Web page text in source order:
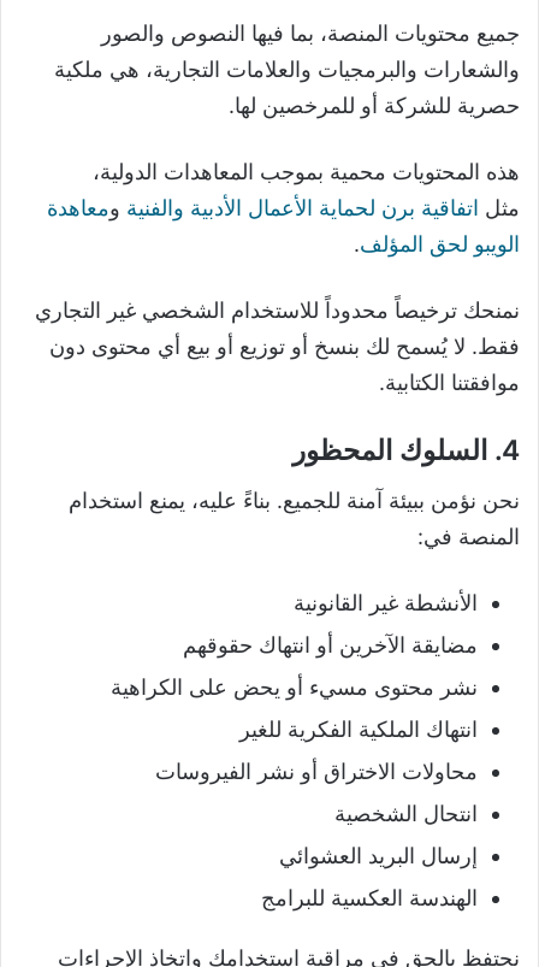
جميع محتويات المنصة، بما فيها النصوص والصور
والشعارات والبرمجيات والعلامات التجارية، هي ملكية
حصرية للشركة أو للمرخصين لها.
هذه المحتويات محمية بموجب المعاهدات الدولية،
مثل اتفاقية برن لحماية الأعمال الأدبية والفنية ومعاهدة
الويبو لحق المؤلف.
نمنحك ترخيصاً محدوداً للاستخدام الشخصي غير التجاري
فقط. لا يُسمح لك بنسخ أو توزيع أو بيع أي محتوى دون
موافقتنا الكتابية.
4. السلوك المحظور
نحن نؤمن ببيئة آمنة للجميع. بناءً عليه، يمنع استخدام
المنصة في:
الأنشطة غير القانونية
مضايقة الآخرين أو انتهاك حقوقهم
نشر محتوى مسيء أو يحض على الكراهية
انتهاك الملكية الفكرية للغير
محاولات الاختراق أو نشر الفيروسات
انتحال الشخصية
إرسال البريد العشوائي
الهندسة العكسية للبرامج
نحتفظ بالحق في مراقبة استخدامك واتخاذ الإجراءات